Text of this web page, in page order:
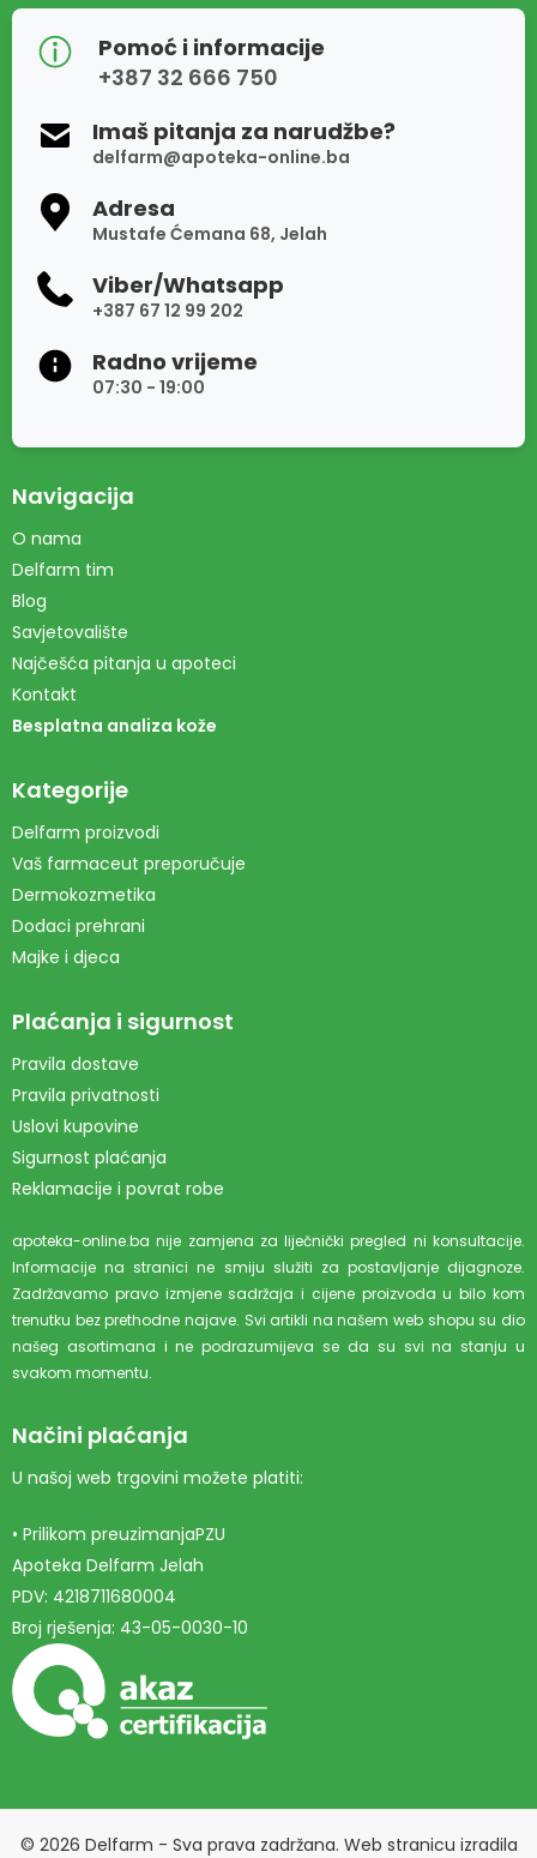
Pomoć i informacije
+387 32 666 750
Imaš pitanja za narudžbe?
delfarm@apoteka-online.ba
Adresa
Mustafe Ćemana 68, Jelah
Viber/Whatsapp
+387 67 12 99 202
Radno vrijeme
07:30 - 19:00
Navigacija
O nama
Delfarm tim
Blog
Savjetovalište
Najčešća pitanja u apoteci
Kontakt
Besplatna analiza kože
Kategorije
Delfarm proizvodi
Vaš farmaceut preporučuje
Dermokozmetika
Dodaci prehrani
Majke i djeca
Plaćanja i sigurnost
Pravila dostave
Pravila privatnosti
Uslovi kupovine
Sigurnost plaćanja
Reklamacije i povrat robe
apoteka-online.ba nije zamjena za liječnički pregled ni konsultacije.
Informacije na stranici ne smiju služiti za postavljanje dijagnoze.
Zadržavamo pravo izmjene sadržaja i cijene proizvoda u bilo kom
trenutku bez prethodne najave. Svi artikli na našem web shopu su dio
našeg asortimana i ne podrazumijeva se da su svi na stanju u
svakom momentu.
Načini plaćanja
U našoj web trgovini možete platiti:
• Prilikom preuzimanjaPZU
Apoteka Delfarm Jelah
PDV: 4218711680004
Broj rješenja: 43-05-0030-10
© 2026 Delfarm - Sva prava zadržana. Web stranicu izradila